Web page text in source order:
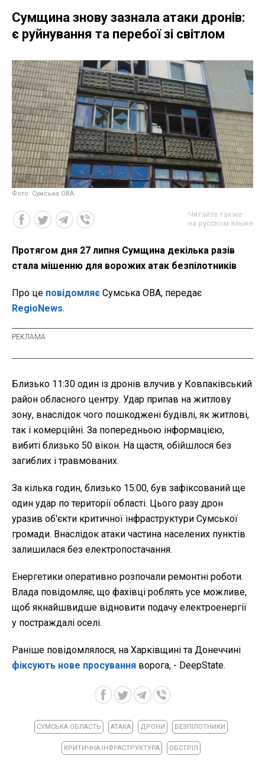
Сумщина знову зазнала атаки дронів:
є руйнування та перебої зі світлом
Фото: Сумська ОВА
Читайте также
на русском языке
Протягом дня 27 липня Сумщина декілька разів
стала мішенню для ворожих атак безпілотників
Про це повідомляє Сумська ОВА, передає
RegioNews.
Близько 11:30 один із дронів влучив у Ковпаківський
район обласного центру. Удар припав на житлову
зону, внаслідок чого пошкоджені будівлі, як житлові,
так і комерційні. За попередньою інформацією,
вибиті близько 50 вікон. На щастя, обійшлося без
загиблих і травмованих.
За кілька годин, близько 15:00, був зафіксований ще
один удар по території області. Цього разу дрон
уразив об'єкти критичної інфраструктури Сумської
громади. Внаслідок атаки частина населених пунктів
залишилася без електропостачання.
Енергетики оперативно розпочали ремонтні роботи.
Влада повідомляє, що фахівці роблять усе можливе,
щоб якнайшвидше відновити подачу електроенергії
у постраждалі оселі.
Раніше повідомлялося, на Харківщині та Донеччині
фіксують нове просування ворога, - DeepState.
СУМСЬКА ОБЛАСТЬ АТАКА ДРОНИ БЕЗПІЛОТНИКИ
КРИТИЧНА ІНФРАСТРУКТУРА ОБСТРІЛ